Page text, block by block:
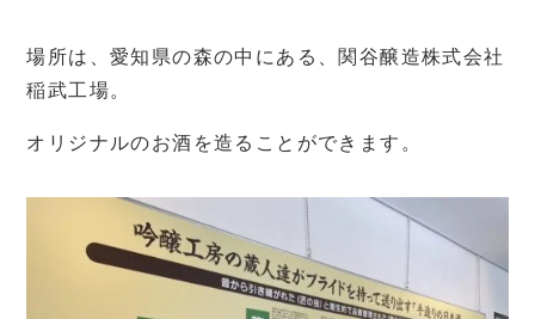
場所は、愛知県の森の中にある、関谷醸造株式会社
稲武工場。
オリジナルのお酒を造ることができます。